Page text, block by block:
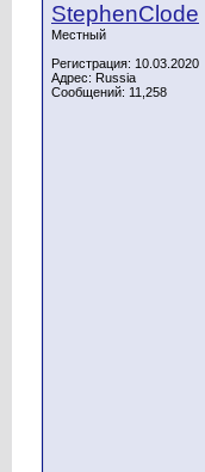
StephenClode
Местный
Регистрация: 10.03.2020
Адрес: Russia
Сообщений: 11,258